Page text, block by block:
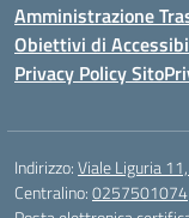
Amministrazione
Obiettivi di
Privacy Policy Sito
Indirizzo:Viale Liguria
Centralino:0257501074